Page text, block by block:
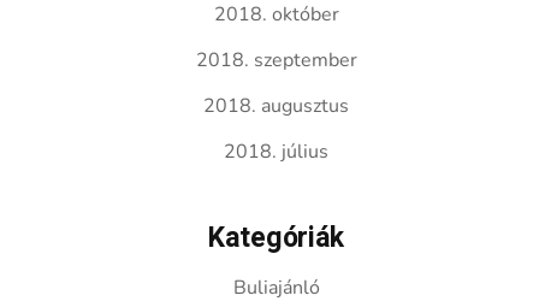
2018. október
2018. szeptember
2018. augusztus
2018. július
Kategóriák
Buliajánló